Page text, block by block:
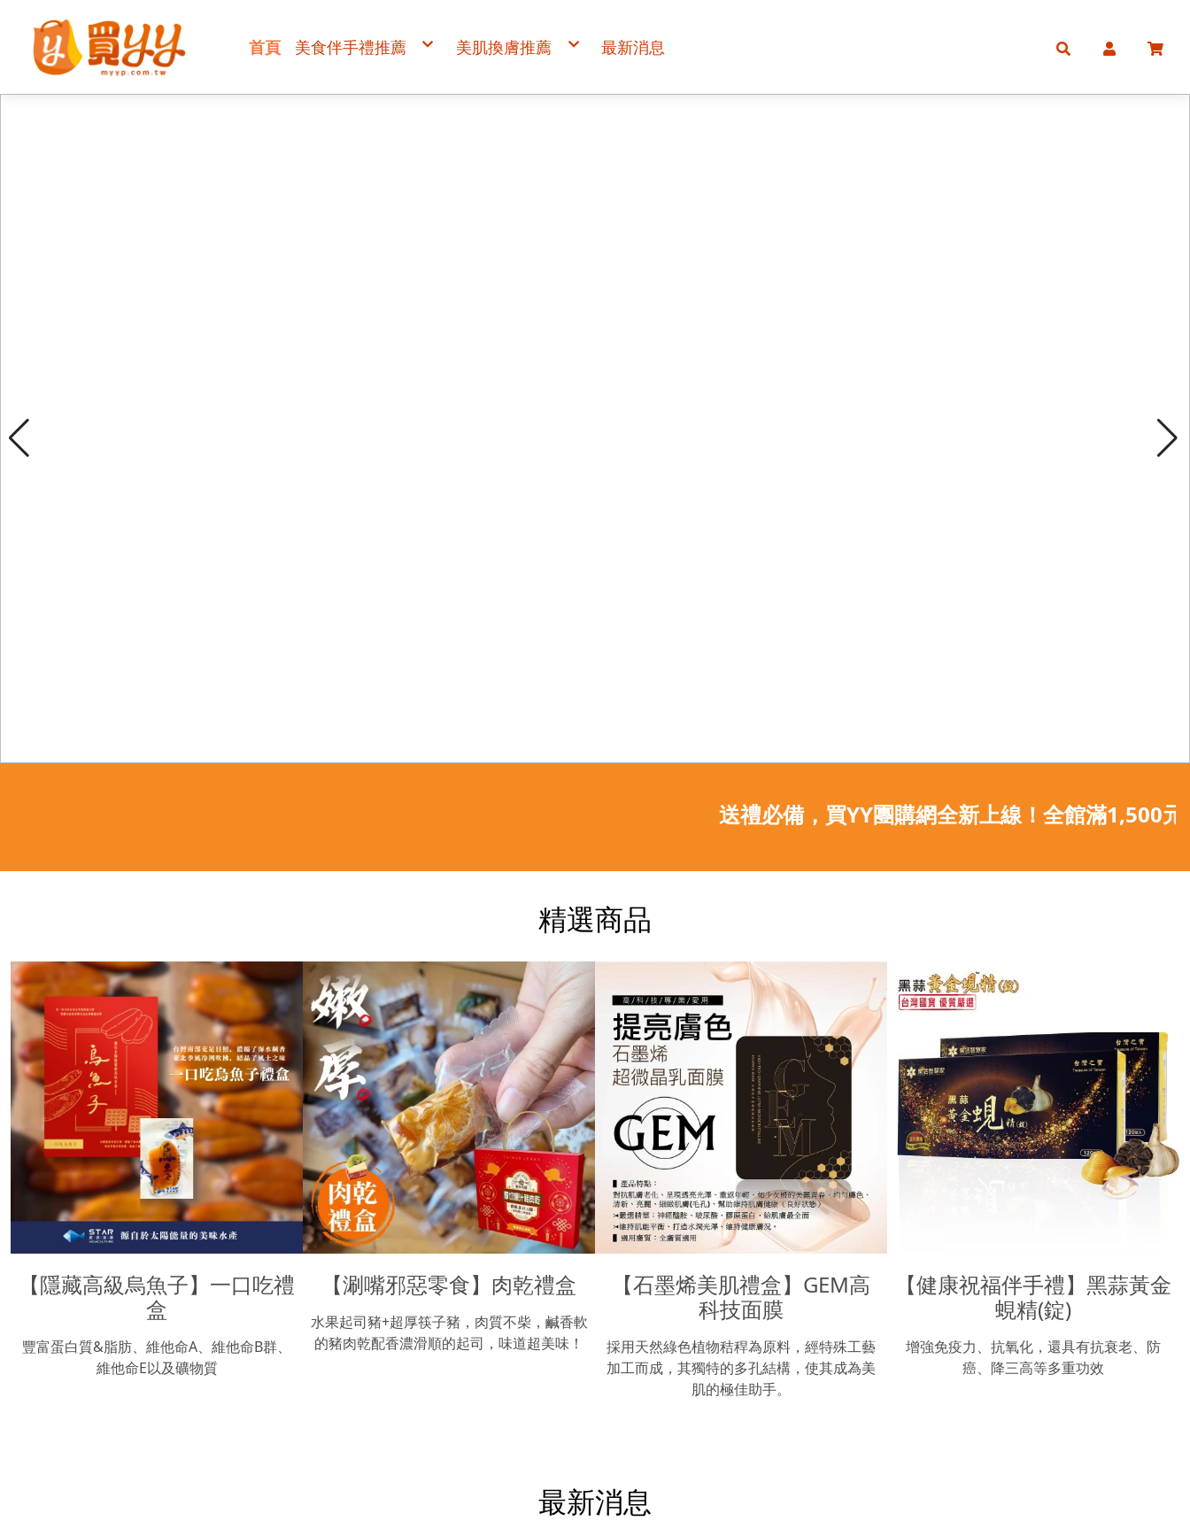
首頁 美食伴手禮推薦 美肌換膚推薦 最新消息
送禮必備，買YY團購網全新上線！全館滿1,500元免運宅配
精選商品
【隱藏高級烏魚子】一口吃禮
盒
豐富蛋白質&脂肪、維他命A、維他命B群、
維他命E以及礦物質
【涮嘴邪惡零食】肉乾禮盒
水果起司豬+超厚筷子豬，肉質不柴，鹹香軟
的豬肉乾配香濃滑順的起司，味道超美味！
【石墨烯美肌禮盒】GEM高
科技面膜
採用天然綠色植物秸稈為原料，經特殊工藝
加工而成，其獨特的多孔結構，使其成為美
肌的極佳助手。
【健康祝福伴手禮】黑蒜黃金
蜆精(錠)
增強免疫力、抗氧化，還具有抗衰老、防
癌、降三高等多重功效
最新消息